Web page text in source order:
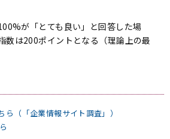
が「とても良い」と回答した場
数は200ポイントとなる（理論上の最
ら（「企業情報サイト調査」）